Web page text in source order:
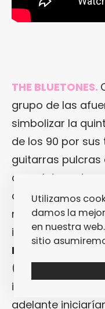
THE BLUETONES.
grupo de las
simbolizar la
de los 90 por
guitarras pulcras
completo en tan
consumar tal
número uno de
independientes
Fly”
(A&M,
(
inefable
adelante
Utilizamos
damos la
en nuestra
sitio